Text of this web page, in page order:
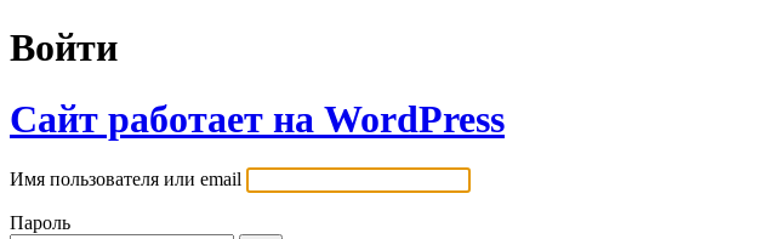
Войти
Сайт работает на WordPress
Имя пользователя или email
Пароль